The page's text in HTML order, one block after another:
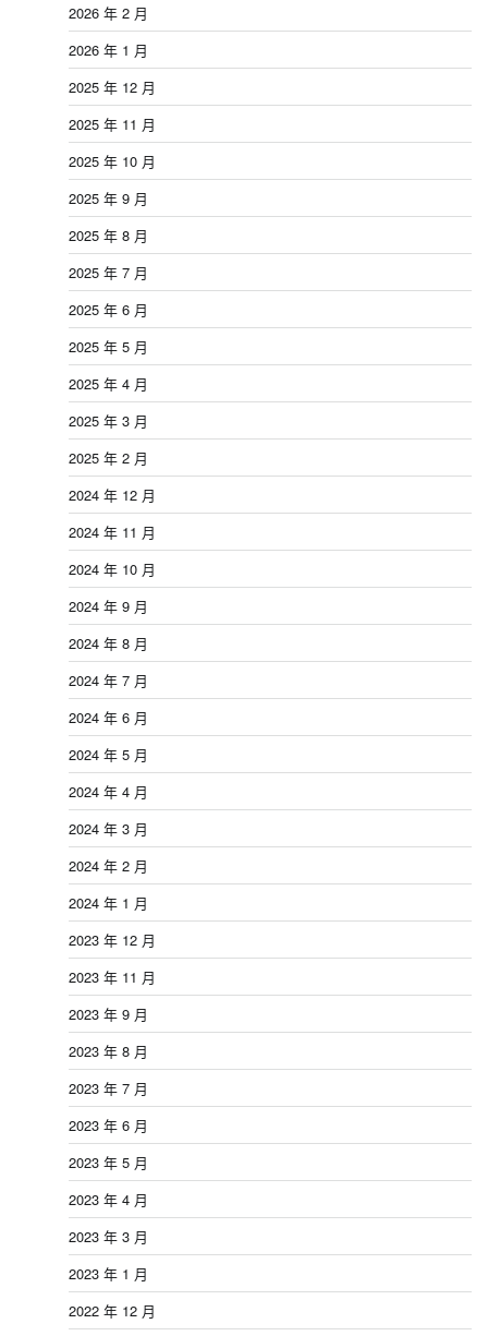
2026 年 2 月
2026 年 1 月
2025 年 12 月
2025 年 11 月
2025 年 10 月
2025 年 9 月
2025 年 8 月
2025 年 7 月
2025 年 6 月
2025 年 5 月
2025 年 4 月
2025 年 3 月
2025 年 2 月
2024 年 12 月
2024 年 11 月
2024 年 10 月
2024 年 9 月
2024 年 8 月
2024 年 7 月
2024 年 6 月
2024 年 5 月
2024 年 4 月
2024 年 3 月
2024 年 2 月
2024 年 1 月
2023 年 12 月
2023 年 11 月
2023 年 9 月
2023 年 8 月
2023 年 7 月
2023 年 6 月
2023 年 5 月
2023 年 4 月
2023 年 3 月
2023 年 1 月
2022 年 12 月